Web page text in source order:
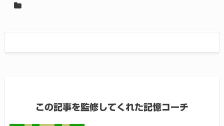
この記事を監修してくれた記憶コーチ